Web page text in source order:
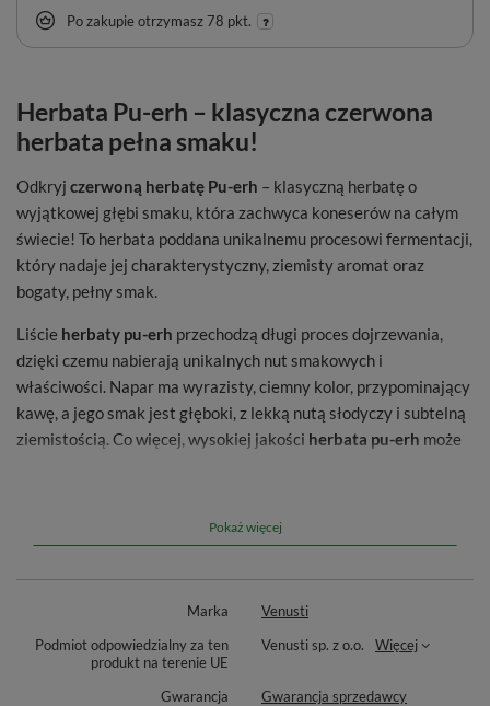
Po zakupie otrzymasz78 pkt.
Herbata Pu-erh – klasyczna czerwona
herbata pełna smaku!
Odkryj czerwoną herbatę Pu-erh – klasyczną herbatę o
wyjątkowej głębi smaku, która zachwyca koneserów na całym
świecie! To herbata poddana unikalnemu procesowi fermentacji,
który nadaje jej charakterystyczny, ziemisty aromat oraz
bogaty, pełny smak.
Liście herbaty pu-erh przechodzą długi proces dojrzewania,
dzięki czemu nabierają unikalnych nut smakowych i
właściwości. Napar ma wyrazisty, ciemny kolor, przypominający
kawę, a jego smak jest głęboki, z lekką nutą słodyczy i subtelną
ziemistością. Co więcej, wysokiej jakości herbata pu-erh może
Informacje dodatkowe:
Wyprodukowano dla:Venusti Sp. z o.o.
Kraj pochodzenia:Chiny
Pokaż więcej
Marka
Venusti
Podmiot odpowiedzialny za ten
produkt na terenie UE
Venusti sp. z o.o. Więcej
Gwarancja
Gwarancja sprzedawcy